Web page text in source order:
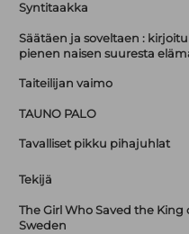
Syntitaakka
Säätäen ja soveltaen :
pienen naisen suuresta
Taiteilijan vaimo
TAUNO PALO
Tavalliset pikku pihajuhlat
Tekijä
The Girl Who Saved the King
Sweden